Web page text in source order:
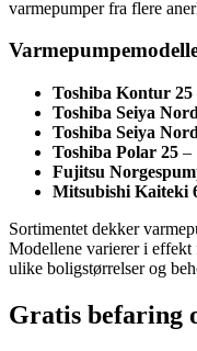
varmepumper fra flere
Toshiba Kontur 25
Toshiba Seiya
Toshiba Seiya
Toshiba Polar 25 –
Fujitsu
Mitsubishi Kaiteki
Sortimentet dekker
Modellene varierer i
ulike boligstørrelser og
Gratis befaring